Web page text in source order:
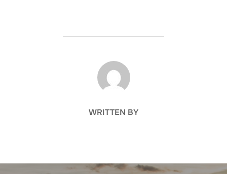
POST AUTHOR
WRITTEN BY